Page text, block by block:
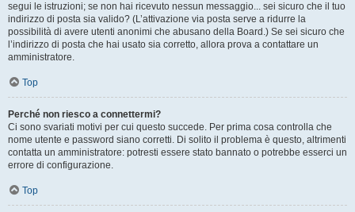
segui le istruzioni; se non hai ricevuto nessun messaggio... sei sicuro che il tuo
indirizzo di posta sia valido? (L’attivazione via posta serve a ridurre la
possibilità di avere utenti anonimi che abusano della Board.) Se sei sicuro che
l’indirizzo di posta che hai usato sia corretto, allora prova a contattare un
amministratore.
Top
Perché non riesco a connettermi?
Ci sono svariati motivi per cui questo succede. Per prima cosa controlla che
nome utente e password siano corretti. Di solito il problema è questo, altrimenti
contatta un amministratore: potresti essere stato bannato o potrebbe esserci un
errore di configurazione.
Top